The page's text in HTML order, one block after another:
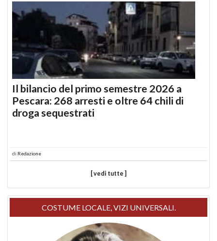
Il bilancio del primo semestre 2026 a
Pescara: 268 arresti e oltre 64 chili di
droga sequestrati
di Redazione
[ vedi tutte ]
COSTUME LOCALE, VIZI UNIVERSALI.